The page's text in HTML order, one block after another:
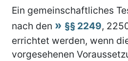
Ein gemeinschaftliches
nach den
§§ 2249,
errichtet werden, wenn
vorgesehenen